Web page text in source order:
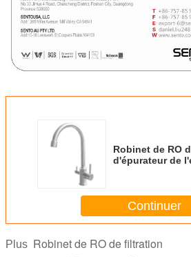
Robinet de RO
d'épurateur de
Continuer
Plus Robinet de RO de filtration